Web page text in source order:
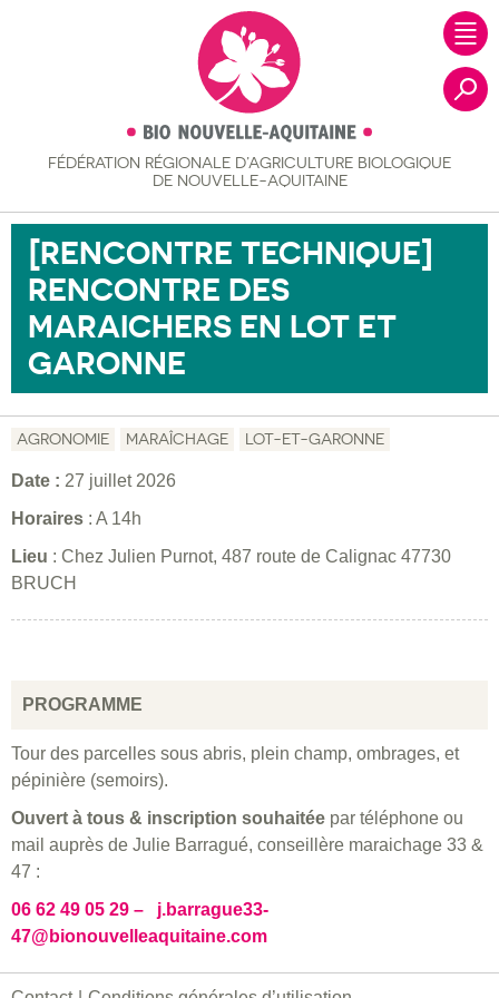
FÉDÉRATION RÉGIONALE D’AGRICULTURE BIOLOGIQUE
DE NOUVELLE-AQUITAINE
[RENCONTRE TECHNIQUE]
RENCONTRE DES
MARAICHERS EN LOT ET
GARONNE
AGRONOMIE MARAÎCHAGE LOT-ET-GARONNE
Date : 27 juillet 2026
Horaires : A 14h
Lieu : Chez Julien Purnot, 487 route de Calignac 47730
BRUCH
PROGRAMME
Tour des parcelles sous abris, plein champ, ombrages, et
pépinière (semoirs).
Ouvert à tous & inscription souhaitée par téléphone ou
mail auprès de Julie Barragué, conseillère maraichage 33 &
47 :
06 62 49 05 29 – j.barrague33-
47@bionouvelleaquitaine.com